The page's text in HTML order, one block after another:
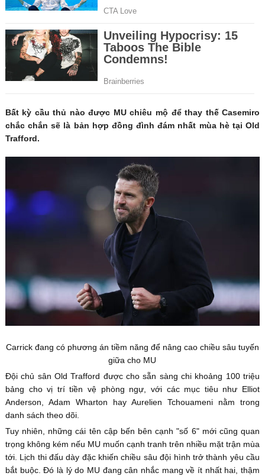
Bất kỳ cầu thủ nào được MU chiêu mộ để thay thế Casemiro
chắc chắn sẽ là bản hợp đồng đình đám nhất mùa hè tại Old
Trafford.
Carrick đang có phương án tiềm năng để nâng cao chiều sâu tuyến
giữa cho MU
Đội chủ sân Old Trafford được cho sẵn sàng chi khoảng 100 triệu
bảng cho vị trí tiền vệ phòng ngự, với các mục tiêu như Elliot
Anderson, Adam Wharton hay Aurelien Tchouameni nằm trong
danh sách theo dõi.
Tuy nhiên, những cái tên cập bến bên cạnh "số 6" mới cũng quan
trọng không kém nếu MU muốn cạnh tranh trên nhiều mặt trận mùa
tới. Lịch thi đấu dày đặc khiến chiều sâu đội hình trở thành yêu cầu
bắt buộc. Đó là lý do MU đang cân nhắc mang về ít nhất hai, thậm